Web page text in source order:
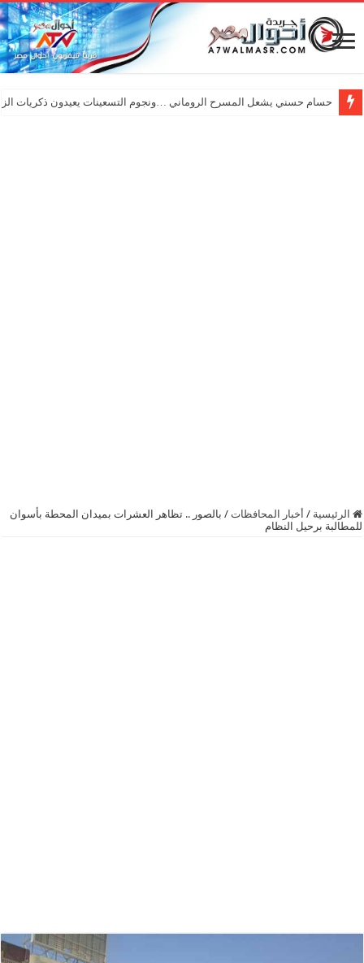
حسام حسني يشعل المسرح الروماني …ونجوم التسعينات يعيدون ذكريات
الرئيسية / أخبار المحافظات / بالصور .. تظاهر العشرات بميدان المحطة بأسوان
للمطالبة برحيل النظام